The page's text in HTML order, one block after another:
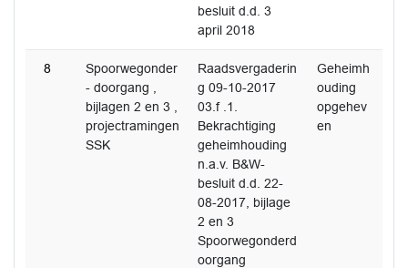
besluit d.d. 3
april 2018
8
Spoorwegonder
- doorgang ,
bijlagen 2 en 3 ,
projectramingen
SSK
Raadsvergaderin
g 09-10-2017
03.f .1.
Bekrachtiging
geheimhouding
n.a.v. B&W-
besluit d.d. 22-
08-2017, bijlage
2 en 3
Spoorwegonderd
oorgang
Geheimh
ouding
opgehev
en